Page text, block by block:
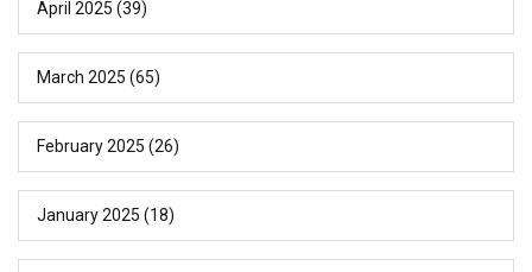
April 2025 (39)
March 2025 (65)
February 2025 (26)
January 2025 (18)